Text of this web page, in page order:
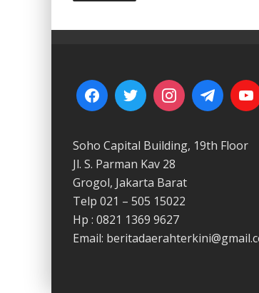
Soho Capital Building, 19th Floor
Jl. S. Parman Kav 28
Grogol, Jakarta Barat
Telp 021 – 505 15022
Hp : 0821 1369 9627
Email: